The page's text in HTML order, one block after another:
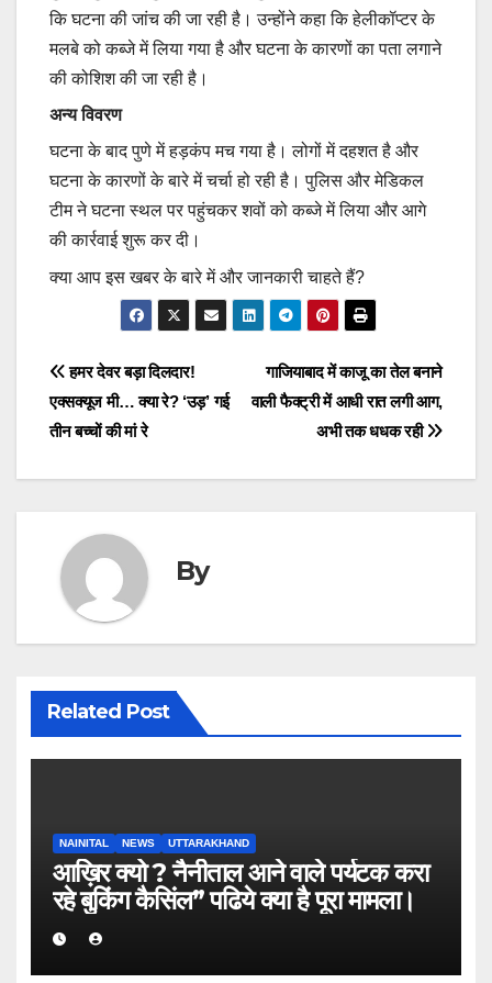
कि घटना की जांच की जा रही है। उन्होंने कहा कि हेलीकॉप्टर के
मलबे को कब्जे में लिया गया है और घटना के कारणों का पता लगाने
की कोशिश की जा रही है।
अन्य विवरण
घटना के बाद पुणे में हड़कंप मच गया है। लोगों में दहशत है और
घटना के कारणों के बारे में चर्चा हो रही है। पुलिस और मेडिकल
टीम ने घटना स्थल पर पहुंचकर शवों को कब्जे में लिया और आगे
की कार्रवाई शुरू कर दी।
क्या आप इस खबर के बारे में और जानकारी चाहते हैं?
Post
navigation
गाजियाबाद में काजू का तेल बनाने
वाली फैक्ट्री में आधी रात लगी आग,
अभी तक धधक रही
हमर देवर बड़ा दिलदार!
एक्सक्यूज मी… क्या रे? ‘उड़’ गई
तीन बच्चों की मां रे
By
Related Post
NAINITAL NEWS UTTARAKHAND
आख़िर क्यो ? नैनीताल आने वाले पर्यटक करा
रहे बुकिंग कैसिंल” पढिये क्या है पूरा मामला।